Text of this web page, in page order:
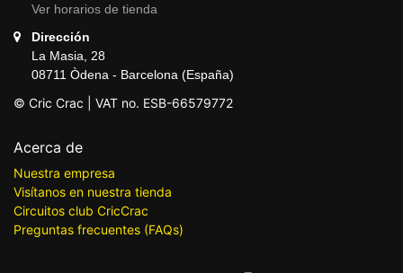
Ver horarios de tienda
Dirección
La Masia, 28
08711 Òdena - Barcelona (España)
© Cric Crac | VAT no. ESB-66579772
Acerca de
Nuestra empresa
Visítanos en nuestra tienda
Circuitos club CricCrac
Preguntas frecuentes (FAQs)